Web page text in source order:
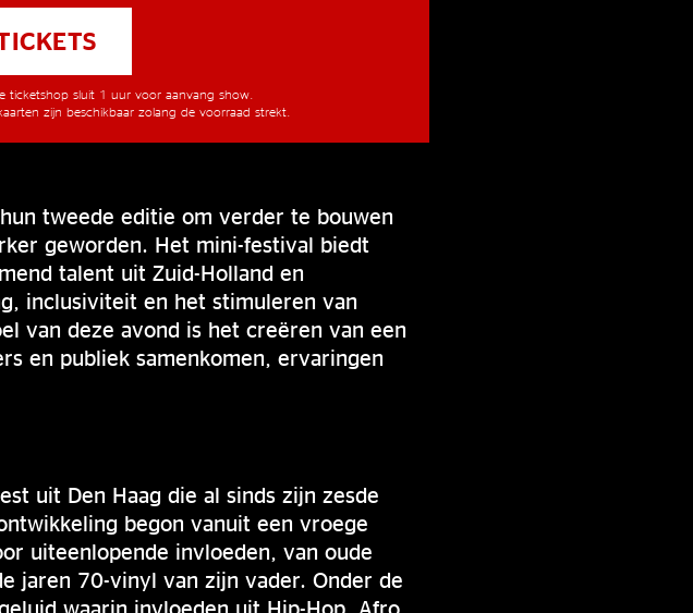
ticketshop sluit 1 uur voor aanvang show.
zijn beschikbaar zolang de voorraad strekt.
hun tweede editie om verder te bouwen
geworden. Het mini-festival biedt
talent uit Zuid-Holland en
inclusiviteit en het stimuleren van
van deze avond is het creëren van een
en publiek samenkomen, ervaringen
uit Den Haag die al sinds zijn zesde
begon vanuit een vroege
uiteenlopende invloeden, van oude
jaren 70-vinyl van zijn vader. Onder de
waarin invloeden uit Hip-Hop, Afro,